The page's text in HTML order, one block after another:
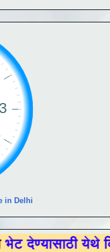
in Delhi
येथे क्लिक करा .